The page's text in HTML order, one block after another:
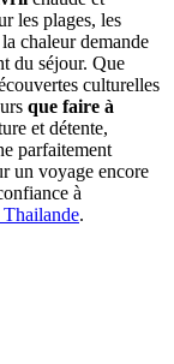
les plages, les
chaleur demande
du séjour. Que
culturelles
que faire à
et détente,
parfaitement
un voyage encore
à
Thailande.